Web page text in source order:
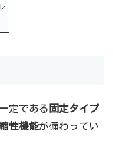
定である 固定タイプ
性機能が備わってい